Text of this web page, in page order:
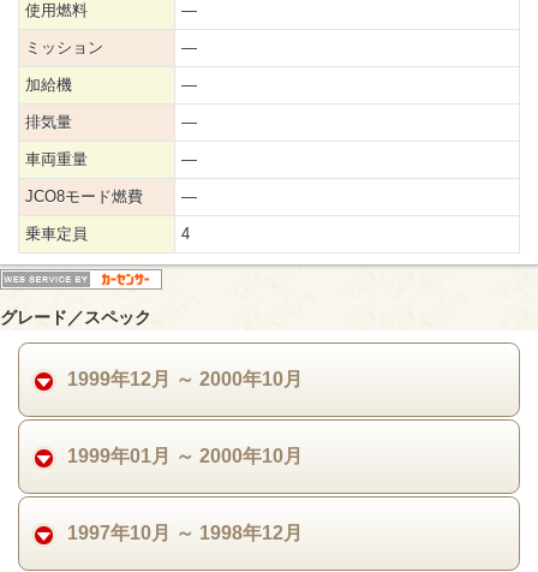
使用燃料 ―
ミッション ―
加給機 ―
排気量 ―
車両重量 ―
JCO8モード燃費 ―
乗車定員 4
グレード／スペック
1999年12月 ～ 2000年10月
1999年01月 ～ 2000年10月
1997年10月 ～ 1998年12月